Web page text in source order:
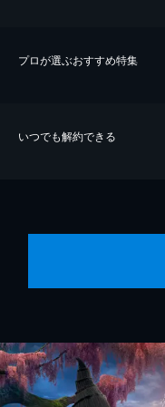
プロが選ぶおすすめ特集
いつでも解約できる